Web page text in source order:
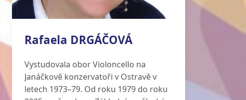
Rafaela DRGÁČOVÁ
Vystudovala obor Violoncello na
Janáčkově konzervatoři v Ostravě v
letech 1973–79. Od roku 1979 do roku